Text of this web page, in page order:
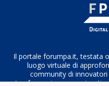
Il portale forumpa.it, testata
luogo virtuale di
community di
trasformazione